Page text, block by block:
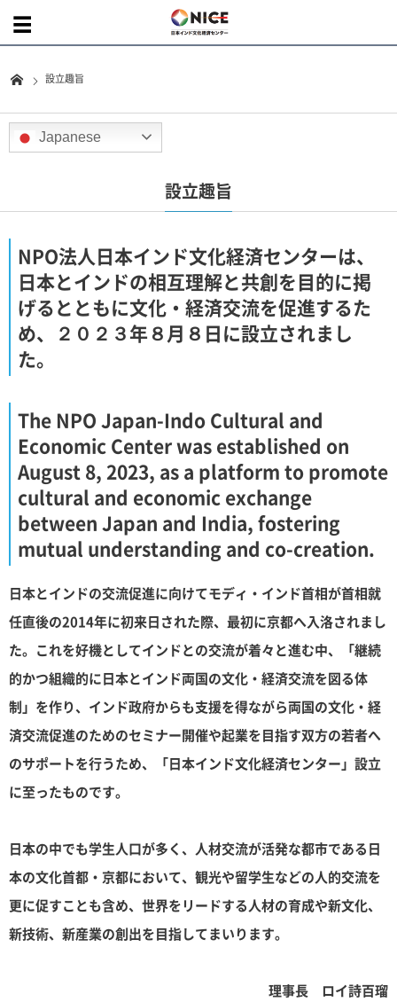
設立趣旨
Japanese
設立趣旨
NPO法人日本インド文化経済センターは、
日本とインドの相互理解と共創を目的に掲
げるとともに文化・経済交流を促進するた
め、２０２３年８月８日に設立されまし
た。
The NPO Japan-Indo Cultural and
Economic Center was established on
August 8, 2023, as a platform to promote
cultural and economic exchange
between Japan and India, fostering
mutual understanding and co-creation.
日本とインドの交流促進に向けてモディ・インド首相が首相就
任直後の2014年に初来日された際、最初に京都へ入洛されまし
た。これを好機としてインドとの交流が着々と進む中、「継続
的かつ組織的に日本とインド両国の文化・経済交流を図る体
制」を作り、インド政府からも支援を得ながら両国の文化・経
済交流促進のためのセミナー開催や起業を目指す双方の若者へ
のサポートを行うため、「日本インド文化経済センター」設立
に至ったものです。
日本の中でも学生人口が多く、人材交流が活発な都市である日
本の文化首都・京都において、観光や留学生などの人的交流を
更に促すことも含め、世界をリードする人材の育成や新文化、
新技術、新産業の創出を目指してまいります。
理事長 ロイ詩百瑠